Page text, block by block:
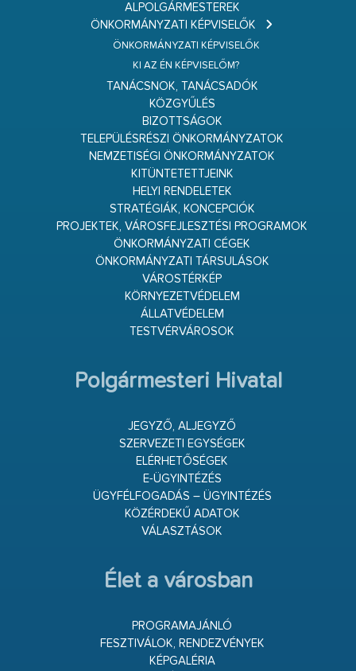
ALPOLGÁRMESTEREK
ÖNKORMÁNYZATI KÉPVISELŐK
ÖNKORMÁNYZATI KÉPVISELŐK
KI AZ ÉN KÉPVISELŐM?
TANÁCSNOK, TANÁCSADÓK
KÖZGYŰLÉS
BIZOTTSÁGOK
TELEPÜLÉSRÉSZI ÖNKORMÁNYZATOK
NEMZETISÉGI ÖNKORMÁNYZATOK
KITÜNTETETTJEINK
HELYI RENDELETEK
STRATÉGIÁK, KONCEPCIÓK
PROJEKTEK, VÁROSFEJLESZTÉSI PROGRAMOK
ÖNKORMÁNYZATI CÉGEK
ÖNKORMÁNYZATI TÁRSULÁSOK
VÁROSTÉRKÉP
KÖRNYEZETVÉDELEM
ÁLLATVÉDELEM
TESTVÉRVÁROSOK
Polgármesteri Hivatal
JEGYZŐ, ALJEGYZŐ
SZERVEZETI EGYSÉGEK
ELÉRHETŐSÉGEK
E-ÜGYINTÉZÉS
ÜGYFÉLFOGADÁS – ÜGYINTÉZÉS
KÖZÉRDEKŰ ADATOK
VÁLASZTÁSOK
Élet a városban
PROGRAMAJÁNLÓ
FESZTIVÁLOK, RENDEZVÉNYEK
KÉPGALÉRIA